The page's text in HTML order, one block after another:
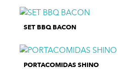
SET BBQ BACON
PORTACOMIDAS SHINO